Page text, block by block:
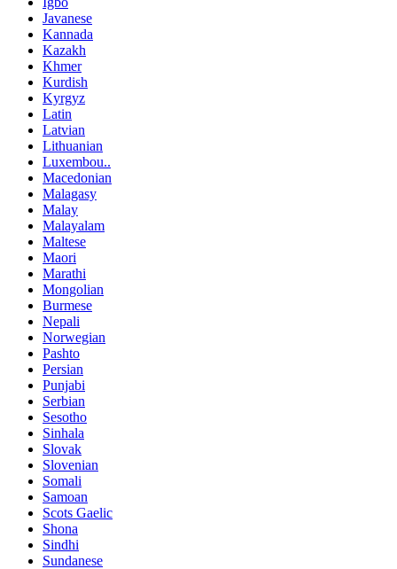
Javanese
Kannada
Kazakh
Khmer
Kurdish
Kyrgyz
Latin
Latvian
Lithuanian
Luxembou..
Macedonian
Malagasy
Malay
Malayalam
Maltese
Maori
Marathi
Mongolian
Burmese
Nepali
Norwegian
Pashto
Persian
Punjabi
Serbian
Sesotho
Sinhala
Slovak
Slovenian
Somali
Samoan
Scots Gaelic
Shona
Sindhi
Sundanese